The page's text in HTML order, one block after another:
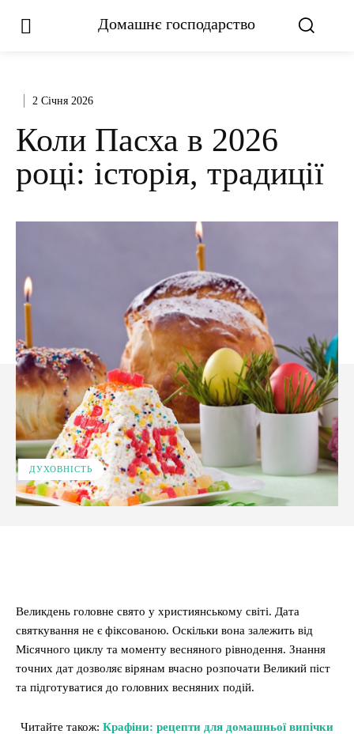
Домашнє господарство
2 Січня 2026
Коли Пасха в 2026
році: історія, традиції
ДУХОВНІСТЬ
Великдень головне свято у християнському світі. Дата
святкування не є фіксованою. Оскільки вона залежить від
Місячного циклу та моменту весняного рівнодення. Знання
точних дат дозволяє вірянам вчасно розпочати Великий піст
та підготуватися до головних весняних подій.
Читайте також: Крафіни: рецепти для домашньої випічки